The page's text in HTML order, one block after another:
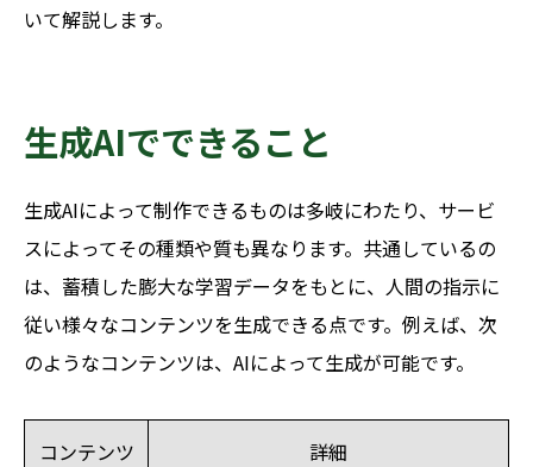
いて解説します。
生成AIでできること
生成AIによって制作できるものは多岐にわたり、サービ
スによってその種類や質も異なります。共通しているの
は、蓄積した膨大な学習データをもとに、人間の指示に
従い様々なコンテンツを生成できる点です。例えば、次
のようなコンテンツは、AIによって生成が可能です。
コンテンツ 詳細